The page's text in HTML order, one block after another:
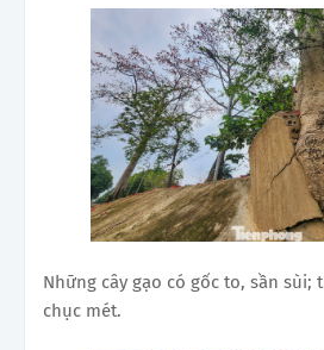
Những cây gạo có gốc to, sần sùi;
chục mét.